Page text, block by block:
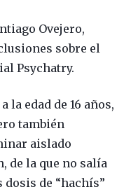
Ovejero,
sobre el
Psychatry.
la edad de 16 años,
también
aislado
de la que no salía
de “hachís”